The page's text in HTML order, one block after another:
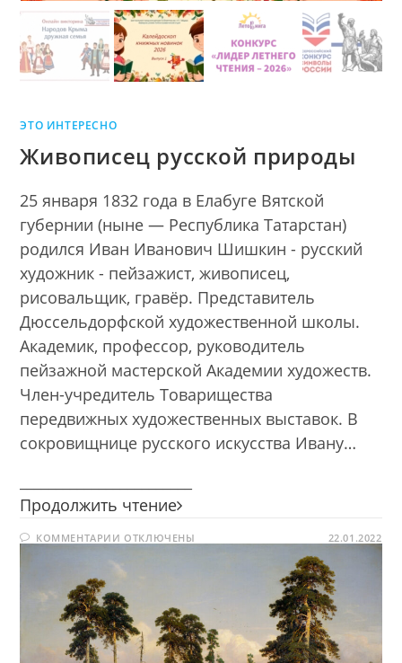
ЭТО ИНТЕРЕСНО
Живописец русской природы
25 января 1832 года в Елабуге Вятской
губернии (ныне — Республика Татарстан)
родился Иван Иванович Шишкин - русский
художник - пейзажист, живописец,
рисовальщик, гравёр. Представитель
Дюссельдорфской художественной школы.
Академик, профессор, руководитель
пейзажной мастерской Академии художеств.
Член-учредитель Товарищества
передвижных художественных выставок. В
сокровищнице русского искусства Ивану…
Продолжить чтение Живописец
природы
КОММЕНТАРИИ К
ЗАПИСИ
РУССКОЙ
ОТКЛЮЧЕНЫ 22.01.2022